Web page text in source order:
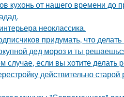
кухонь от нашего времени до
неоклассика.
придумать, что делать
дед мороз и ты
случае, если вы хотите делать
действительно